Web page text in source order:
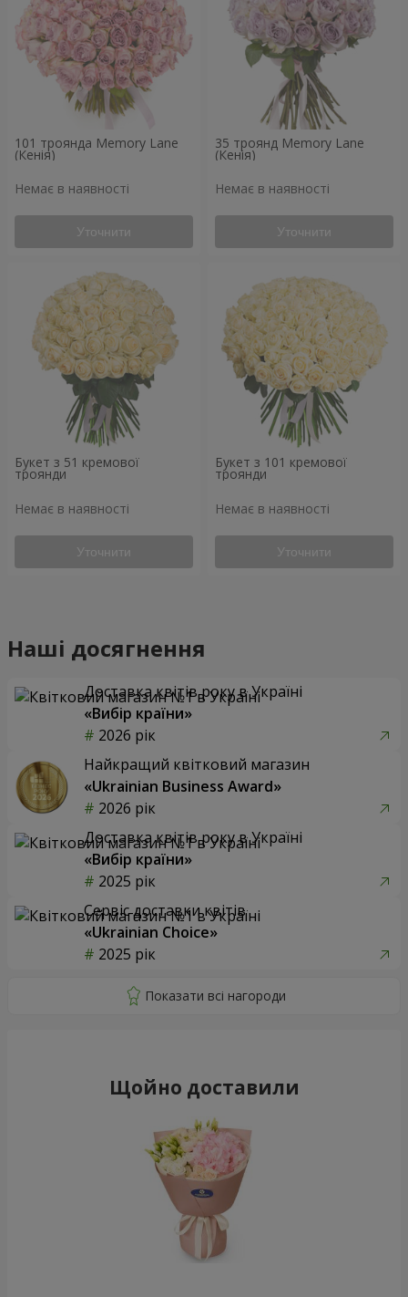
101 троянда Memory Lane
(Кенія)
Немає в наявності
Уточнити
35 троянд Memory Lane
(Кенія)
Немає в наявності
Уточнити
Букет з 51 кремової
троянди
Немає в наявності
Уточнити
Букет з 101 кремової
троянди
Немає в наявності
Уточнити
Наші досягнення
Доставка квітів року в Україні
«Вибір країни»
2026 рік
Найкращий квітковий магазин
«Ukrainian Business Award»
2026 рік
Доставка квітів року в Україні
«Вибір країни»
2025 рік
Сервіс доставки квітів
«Ukrainian Choice»
2025 рік
Щойно доставили